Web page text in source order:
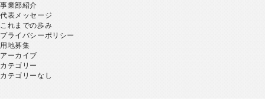
事業部紹介
代表メッセージ
これまでの歩み
プライバシーポリシー
用地募集
アーカイブ
カテゴリー
カテゴリーなし